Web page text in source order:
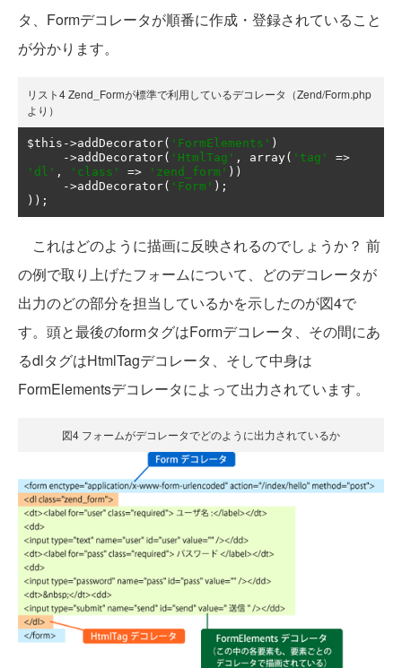
タ、Formデコレータが順番に作成・登録されていること
が分かります。
リスト4 Zend_Formが標準で利用しているデコレータ（Zend/Form.php
より）
$this ->addDecorator( 'FormElements' )
->addDecorator( 'HtmlTag' , array( 'tag'
=>
'dl' , 'class' => 'zend_form' ))
->addDecorator( 'Form' );
));
これはどのように描画に反映されるのでしょうか？ 前
の例で取り上げたフォームについて、どのデコレータが
出力のどの部分を担当しているかを示したのが図4で
す。頭と最後のformタグはFormデコレータ、その間にあ
るdlタグはHtmlTagデコレータ、そして中身は
FormElementsデコレータによって出力されています。
図4 フォームがデコレータでどのように出力されているか